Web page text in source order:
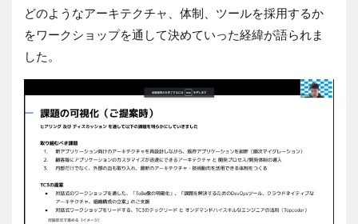
どのようなアーキテクチャ、体制、ツールを採用するか
をワークショップを通して決めていった経緯が語られま
した。